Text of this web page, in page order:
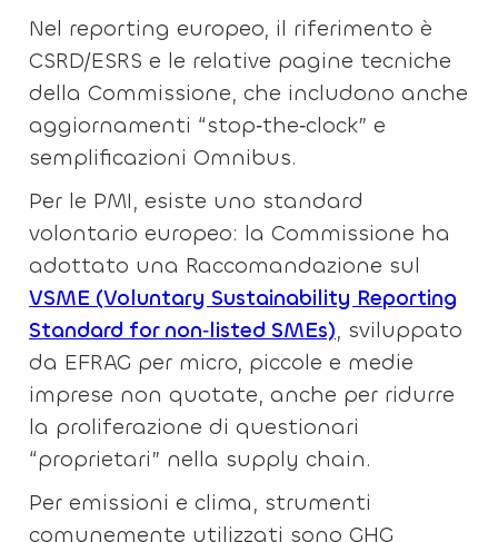
Nel reporting europeo, il riferimento è
CSRD/ESRS e le relative pagine tecniche
della Commissione, che includono anche
aggiornamenti “stop‑the‑clock” e
semplificazioni Omnibus.
Per le PMI, esiste uno standard
volontario europeo: la Commissione ha
adottato una Raccomandazione sul
VSME (Voluntary Sustainability Reporting
Standard for non‑listed SMEs), sviluppato
da EFRAG per micro, piccole e medie
imprese non quotate, anche per ridurre
la proliferazione di questionari
“proprietari” nella supply chain.
Per emissioni e clima, strumenti
comunemente utilizzati sono GHG